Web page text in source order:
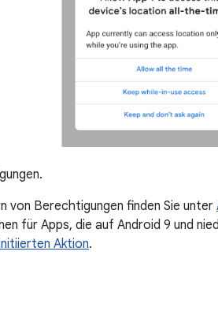
von Berechtigungen finden Sie unter
für Apps, die auf Android 9 und
Aktion.